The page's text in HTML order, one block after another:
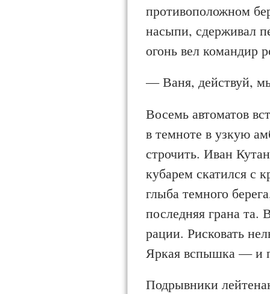
противоположном
насыпи, сдерживал
огонь вел командир
— Ваня, действуй,
Восемь автоматов
в темноте в узкую
строчить. Иван
кубарем скатился с
глыба темного
последняя грана та.
рации. Рисковать
Яркая вспышка — и
Подрывники